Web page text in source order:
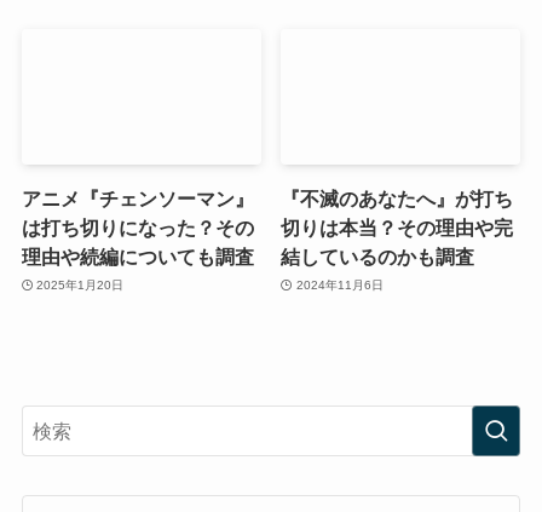
アニメ『チェンソーマン』
は打ち切りになった？その
理由や続編についても調査
2025年1月20日
『不滅のあなたへ』が打ち
切りは本当？その理由や完
結しているのかも調査
2024年11月6日